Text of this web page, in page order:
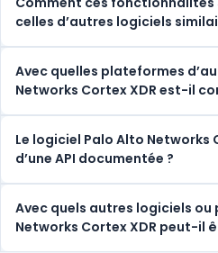
celles d’autres logiciels
Avec quelles plateformes
Networks Cortex XDR est-il
Le logiciel Palo Alto
d’une API documentée ?
Avec quels autres logiciels
Networks Cortex XDR peut-il